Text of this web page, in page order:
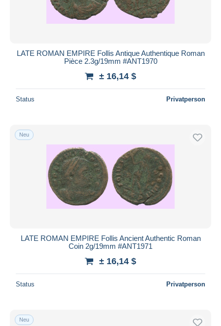
LATE ROMAN EMPIRE Follis Antique Authentique Roman
Pièce 2.3g/19mm #ANT1970
± 16,14 $
Status Privatperson
Neu
LATE ROMAN EMPIRE Follis Ancient Authentic Roman
Coin 2g/19mm #ANT1971
± 16,14 $
Status Privatperson
Neu